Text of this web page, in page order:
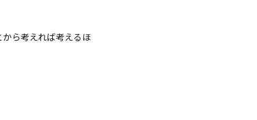
ら考えれば考えるほ